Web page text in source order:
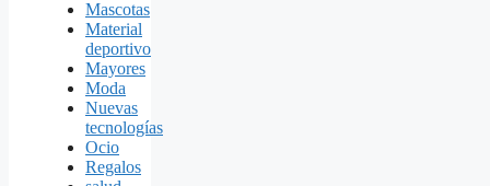
Mascotas
Material
deportivo
Mayores
Moda
Nuevas
tecnologías
Ocio
Regalos